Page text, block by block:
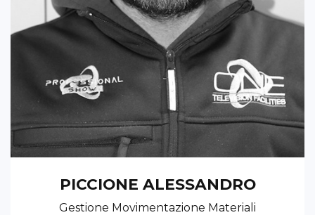
PICCIONE ALESSANDRO
Gestione Movimentazione Materiali